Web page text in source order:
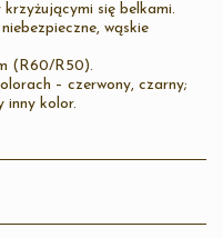
się belkami.
wąskie
(R60/R50).
– czerwony, czarny;
inny kolor.